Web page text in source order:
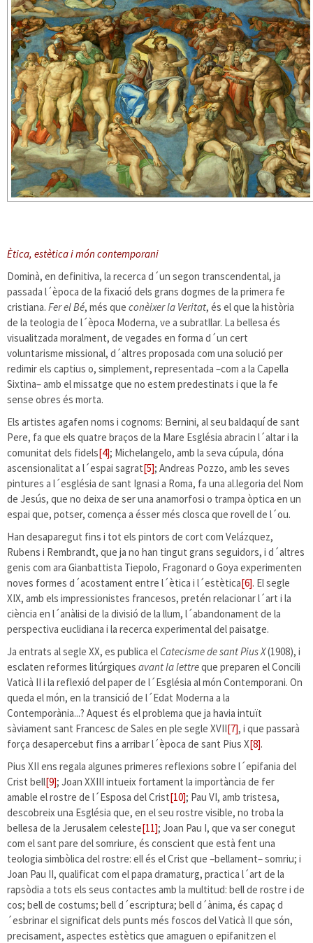
Ètica, estètica i món contemporani
Dominà, en definitiva, la recerca d´un segon transcendental, ja
passada l´època de la fixació dels grans dogmes de la primera fe
cristiana. Fer el Bé, més que conèixer la Veritat, és el que la història
de la teologia de l´època Moderna, ve a subratllar. La bellesa és
visualitzada moralment, de vegades en forma d´un cert
voluntarisme missional, d´altres proposada com una solució per
redimir els captius o, simplement, representada –com a la Capella
Sixtina– amb el missatge que no estem predestinats i que la fe
sense obres és morta.
Els artistes agafen noms i cognoms: Bernini, al seu baldaquí de sant
Pere, fa que els quatre braços de la Mare Església abracin l´altar i la
comunitat dels fidels[4]; Michelangelo, amb la seva cúpula, dóna
ascensionalitat a l´espai sagrat[5]; Andreas Pozzo, amb les seves
pintures a l´església de sant Ignasi a Roma, fa una al.legoria del Nom
de Jesús, que no deixa de ser una anamorfosi o trampa òptica en un
espai que, potser, comença a ésser més closca que rovell de l´ou.
Han desaparegut fins i tot els pintors de cort com Velázquez,
Rubens i Rembrandt, que ja no han tingut grans seguidors, i d´altres
genis com ara Gianbattista Tiepolo, Fragonard o Goya experimenten
noves formes d´acostament entre l´ètica i l´estètica[6]. El segle
XIX, amb els impressionistes francesos, pretén relacionar l´art i la
ciència en l´anàlisi de la divisió de la llum, l´abandonament de la
perspectiva euclidiana i la recerca experimental del paisatge.
Ja entrats al segle XX, es publica el Catecisme de sant Pius X(1908), i
esclaten reformes litúrgiques avant la lettreque preparen el Concili
Vaticà II i la reflexió del paper de l´Església al món Contemporani. On
queda el món, en la transició de l´Edat Moderna a la
Contemporània...? Aquest és el problema que ja havia intuït
sàviament sant Francesc de Sales en ple segle XVII[7], i que passarà
força desapercebut fins a arribar l´època de sant Pius X[8].
Pius XII ens regala algunes primeres reflexions sobre l´epifania del
Crist bell[9]; Joan XXIII intueix fortament la importància de fer
amable el rostre de l´Esposa del Crist[10]; Pau VI, amb tristesa,
descobreix una Església que, en el seu rostre visible, no troba la
bellesa de la Jerusalem celeste[11]; Joan Pau I, que va ser conegut
com el sant pare del somriure, és conscient que està fent una
teologia simbòlica del rostre: ell és el Crist que –bellament– somriu; i
Joan Pau II, qualificat com el papa dramaturg, practica l´art de la
rapsòdia a tots els seus contactes amb la multitud: bell de rostre i de
cos; bell de costums; bell d´escriptura; bell d´ànima, és capaç d
´esbrinar el significat dels punts més foscos del Vaticà II que són,
precisament, aspectes estètics que amaguen o epifanitzen el